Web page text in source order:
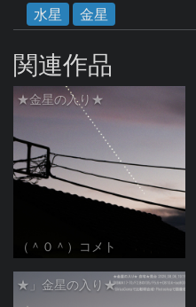
水星
金星
関連作品
★金星の入り★
（＾０＾）コメト
★」金星の入り★